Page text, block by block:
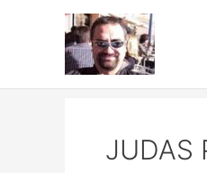
JUDAS